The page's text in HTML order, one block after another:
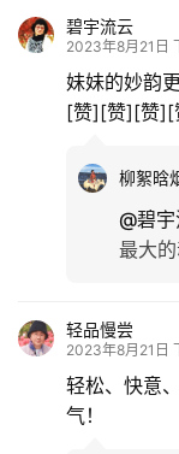
碧宇流云
2023年8月21日
妹妹的妙韵
[赞][赞][赞][
柳絮晗
@碧
最大
轻品慢尝
2023年8月21日
轻松、快意
气！